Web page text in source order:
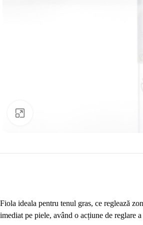
Fiola ideala pentru tenul gras, ce reglează
imediat pe piele, având o acțiune de reglare